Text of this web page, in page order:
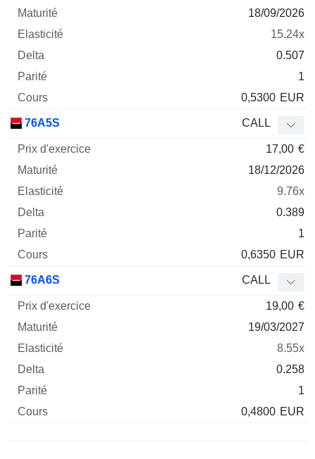
18/09/2026
15.24x
0.507
1
0,5300 EUR
76A5S CALL
17,00 €
18/12/2026
9.76x
0.389
1
0,6350 EUR
76A6S CALL
19,00 €
19/03/2027
8.55x
0.258
1
0,4800 EUR